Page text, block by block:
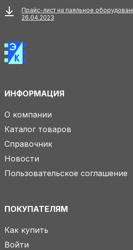
Прайс-лист на паяльное
26.04.2023
ИНФОРМАЦИЯ
О компании
Каталог товаров
Справочник
Новости
Пользовательское соглашение
ПОКУПАТЕЛЯМ
Как купить
Войти